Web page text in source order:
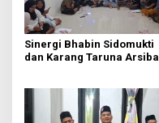
Sinergi Bhabin Sidomukti
dan Karang Taruna Arsiba